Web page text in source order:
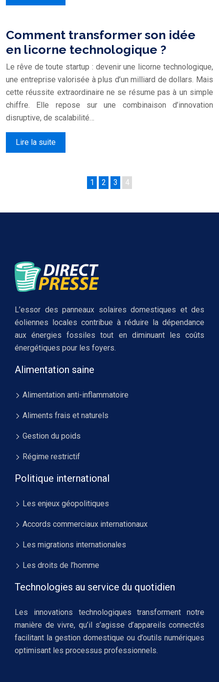
Comment transformer son idée
en licorne technologique ?
Le rêve de toute startup : devenir une licorne technologique,
une entreprise valorisée à plus d’un milliard de dollars. Mais
cette réussite extraordinaire ne se résume pas à un simple
chiffre. Elle repose sur une combinaison d’innovation
disruptive, de scalabilité…
Lire la suite
1 2 3 4
L’essor des panneaux solaires domestiques et des
éoliennes locales contribue à réduire la dépendance
aux énergies fossiles tout en diminuant les coûts
énergétiques pour les foyers.
Alimentation saine
Alimentation anti-inflammatoire
Aliments frais et naturels
Gestion du poids
Régime restrictif
Politique international
Les enjeux géopolitiques
Accords commerciaux internationaux
Les migrations internationales
Les droits de l’homme
Technologies au service du quotidien
Les innovations technologiques transforment notre
manière de vivre, qu’il s’agisse d’appareils connectés
facilitant la gestion domestique ou d’outils numériques
optimisant les processus professionnels.